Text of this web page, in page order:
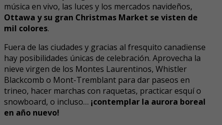
música en vivo, las luces y los mercados navideños,
Ottawa y su gran Christmas Market se visten de
mil colores.
Fuera de las ciudades y gracias al fresquito canadiense
hay posibilidades únicas de celebración. Aprovecha la
nieve virgen de los Montes Laurentinos, Whistler
Blackcomb o Mont-Tremblant para dar paseos en
trineo, hacer marchas con raquetas, practicar esquí o
snowboard, o incluso… ¡contemplar la aurora boreal
en año nuevo!